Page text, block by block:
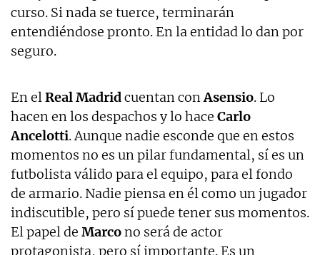
curso. Si nada se tuerce, terminarán
entendiéndose pronto. En la entidad lo dan por
seguro.
En elReal Madridcuentan conAsensio. Lo
hacen en los despachos y lo hace Carlo
Ancelotti. Aunque nadie esconde que en estos
momentos no es un pilar fundamental, sí es un
futbolista válido para el equipo, para el fondo
de armario. Nadie piensa en él como un jugador
indiscutible, pero sí puede tener sus momentos.
El papel de Marcono será de actor
protagonista, pero sí importante. Es un